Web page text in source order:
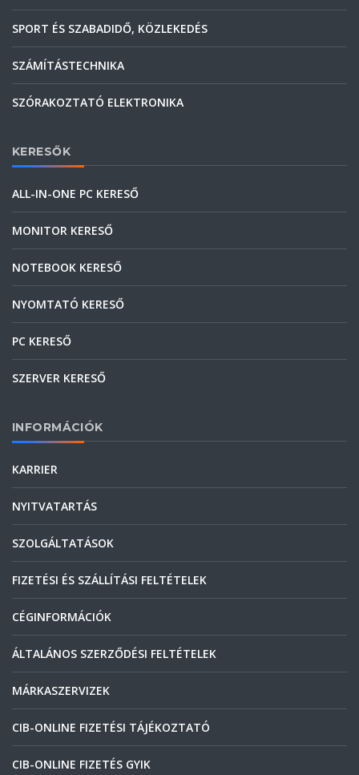
SPORT ÉS SZABADIDŐ, KÖZLEKEDÉS
SZÁMÍTÁSTECHNIKA
SZÓRAKOZTATÓ ELEKTRONIKA
KERESŐK
ALL-IN-ONE PC KERESŐ
MONITOR KERESŐ
NOTEBOOK KERESŐ
NYOMTATÓ KERESŐ
PC KERESŐ
SZERVER KERESŐ
INFORMÁCIÓK
KARRIER
NYITVATARTÁS
SZOLGÁLTATÁSOK
FIZETÉSI ÉS SZÁLLÍTÁSI FELTÉTELEK
CÉGINFORMÁCIÓK
ÁLTALÁNOS SZERZŐDÉSI FELTÉTELEK
MÁRKASZERVIZEK
CIB-ONLINE FIZETÉSI TÁJÉKOZTATÓ
CIB-ONLINE FIZETÉS GYIK